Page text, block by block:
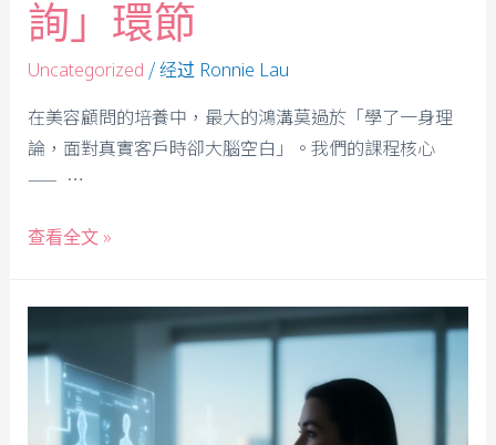
詢」環節
Uncategorized / 经过 Ronnie Lau
在美容顧問的培養中，最大的鴻溝莫過於「學了一身理
論，面對真實客戶時卻大腦空白」。我們的課程核心
—— …
查看全文 »